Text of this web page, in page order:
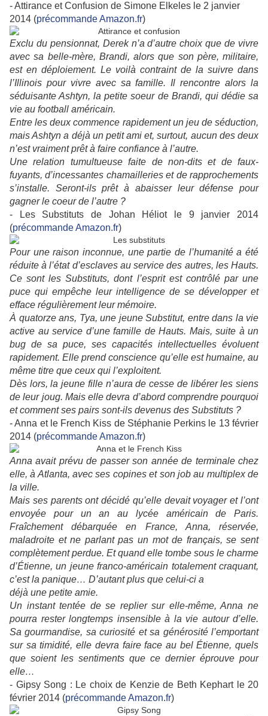
- Attirance et Confusion de Simone Elkeles le 2 janvier
2014 (précommande Amazon.fr)
Exclu du pensionnat, Derek n’a d’autre choix que de vivre
avec sa belle-mère, Brandi, alors que son père, militaire,
est en déploiement. Le voilà contraint de la suivre dans
l’Illinois pour vivre avec sa famille. Il rencontre alors la
séduisante Ashtyn, la petite soeur de Brandi, qui dédie sa
vie au football américain.
Entre les deux commence rapidement un jeu de séduction,
mais Ashtyn a déjà un petit ami et, surtout, aucun des deux
n’est vraiment prêt à faire confiance à l’autre.
Une relation tumultueuse faite de non-dits et de faux-
fuyants, d’incessantes chamailleries et de rapprochements
s’installe. Seront-ils prêt à abaisser leur défense pour
gagner le coeur de l’autre ?
- Les Substituts de Johan Héliot le 9 janvier 2014
(précommande Amazon.fr)
Pour une raison inconnue, une partie de l’humanité a été
réduite à l’état d’esclaves au service des autres, les Hauts.
Ce sont les Substituts, dont l’esprit est contrôlé par une
puce qui empêche leur intelligence de se développer et
efface régulièrement leur mémoire.
À quatorze ans, Tya, une jeune Substitut, entre dans la vie
active au service d’une famille de Hauts. Mais, suite à un
bug de sa puce, ses capacités intellectuelles évoluent
rapidement. Elle prend conscience qu’elle est humaine, au
même titre que ceux qui l’exploitent.
Dès lors, la jeune fille n’aura de cesse de libérer les siens
de leur joug. Mais elle devra d’abord comprendre pourquoi
et comment ses pairs sont-ils devenus des Substituts ?
- Anna et le French Kiss de Stéphanie Perkins le 13 février
2014 (précommande Amazon.fr)
Anna avait prévu de passer son année de terminale chez
elle, à Atlanta, avec ses copines et son job au multiplex de
la ville.
Mais ses parents ont décidé qu’elle devait voyager et l’ont
envoyée pour un an au lycée américain de Paris.
Fraîchement débarquée en France, Anna, réservée,
maladroite et ne parlant pas un mot de français, se sent
complètement perdue. Et quand elle tombe sous le charme
d’Étienne, un jeune franco-américain totalement craquant,
c’est la panique… D’autant plus que celui-ci a
déjà une petite amie.
Un instant tentée de se replier sur elle-même, Anna ne
pourra rester longtemps insensible à la vie autour d’elle.
Sa gourmandise, sa curiosité et sa générosité l’emportant
sur sa timidité, elle devra faire face au bel Étienne, quels
que soient les sentiments que ce dernier éprouve pour
elle…
- Gipsy Song : Le choix de Kenzie de Beth Kephart le 20
février 2014 (précommande Amazon.fr)